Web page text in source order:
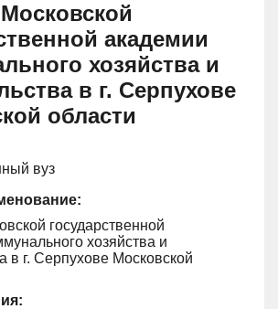
академии
хозяйства и
в г. Серпухове
области
вуз
государственной
хозяйства и
в г. Серпухове Московской